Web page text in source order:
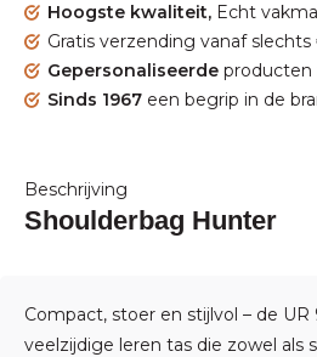
Hoogste kwaliteit, Echt
Gratis verzending vanaf slechts
Gepersonaliseerde producten
Sinds 1967 een begrip in de
Beschrijving
Shoulderbag Hunter
Compact, stoer en stijlvol – de UR
veelzijdige leren tas die zowel als